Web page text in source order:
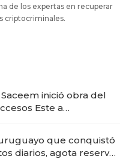
de los expertas en recuperar
criptocriminales.
inició obra del
Este a
que conquistó
diarios, agota reservas